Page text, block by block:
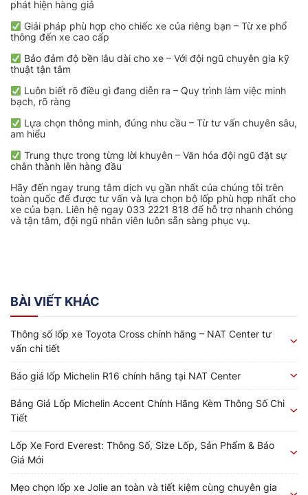
phát hiện hàng giả
Giải pháp phù hợp cho chiếc xe của riêng bạn – Từ xe phổ
thông đến xe cao cấp
Bảo đảm độ bền lâu dài cho xe – Với đội ngũ chuyên gia kỹ
thuật tận tâm
Luôn biết rõ điều gì đang diễn ra – Quy trình làm việc minh
bạch, rõ ràng
Lựa chọn thông minh, đúng nhu cầu – Từ tư vấn chuyên sâu,
am hiểu
Trung thực trong từng lời khuyên – Văn hóa đội ngũ đặt sự
chân thành lên hàng đầu
Hãy đến ngay trung tâm dịch vụ gần nhất của chúng tôi trên
toàn quốc để được tư vấn và lựa chọn bộ lốp phù hợp nhất cho
xe của bạn. Liên hệ ngay 033 2221 818 để hỗ trợ nhanh chóng
và tận tâm, đội ngũ nhân viên luôn sẵn sàng phục vụ.
BÀI VIẾT KHÁC
Thông số lốp xe Toyota Cross chính hãng – NAT Center tư
vấn chi tiết
Báo giá lốp Michelin R16 chính hãng tại NAT Center
Bảng Giá Lốp Michelin Accent Chính Hãng Kèm Thông Số Chi
Tiết
Lốp Xe Ford Everest: Thông Số, Size Lốp, Sản Phẩm & Báo
Giá Mới
Mẹo chọn lốp xe Jolie an toàn và tiết kiệm cùng chuyên gia